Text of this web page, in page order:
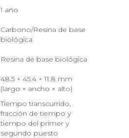
1 año
Carbono/Resina de base
biológica
Resina de base biológica
48.5 × 45.4 × 11.8 mm
(largo × ancho × alto)
Tiempo transcurrido,
fracción de tiempo y
tiempo del primer y
segundo puesto